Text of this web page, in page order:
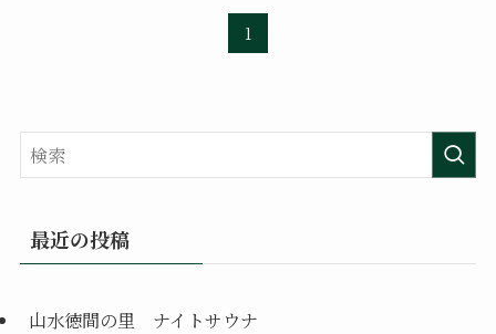
1
最近の投稿
山水徳間の里 ナイトサウナ